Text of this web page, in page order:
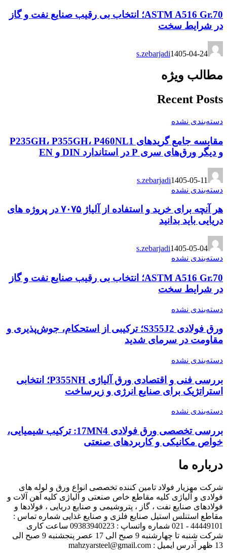
ASTM A516 Gr.70؛ انتخاب بی رقیب صنایع نفت و گاز
در شرایط سخت
s.zebarjadi1405-04-24
مطالب ویژه
Recent Posts
دسته‌بندی نشده
مقایسه جامع گریدهای P235GH، P355GH، P460NL1
و دیگر ورق‌های سری P در استاندارد DIN و EN
s.zebarjadi1405-05-11
دسته‌بندی نشده
هر آنچه برای خرید و استفاده از آلیاژ ۷۰۷۵ در پروژه های
دریایی باید بدانید
s.zebarjadi1405-05-04
دسته‌بندی نشده
ASTM A516 Gr.70؛ انتخاب بی رقیب صنایع نفت و گاز
در شرایط سخت
دسته‌بندی نشده
ورق فولادی S355J2؛ ترکیبی از استحکام، جوش‌پذیری و
مقاومت در سرمای شدید
دسته‌بندی نشده
بررسی فنی و اقتصادی ورق آلیاژی P355NH؛ انتخابی
استراتژیک برای صنایع انرژی و زیرساخت
دسته‌بندی نشده
بررسی تخصصی ورق فولادی 17MN4: ترکیب شیمیایی،
خواص مکانیکی و کاربردهای صنعتی
درباره ما
شرکت مهزیار فولاد تامین کننده تخصصی انواع ورق و لوله های
فولادی و آلیاژی کلیه مقاطع خاص صنعتی و آلیاژی کلیه آهن آلات و
فولادهای صنایع نفت ، گاز ، پتروشیمی و صنایع دریایی ، فولادها و
مقاطع استنلس استیل صنایع فلزی و صنایع غذایی شماره تماس :
44449101 - 021 شماره واتساپ : 09383940223 ساعت کاری
شرکت شنبه تا چهارشنبه 9 صبح الی 17 عصر پنجشنبه 9 صبح الی
13 ظهر آدرس ایمیل : mahzyarsteel@gmail.com